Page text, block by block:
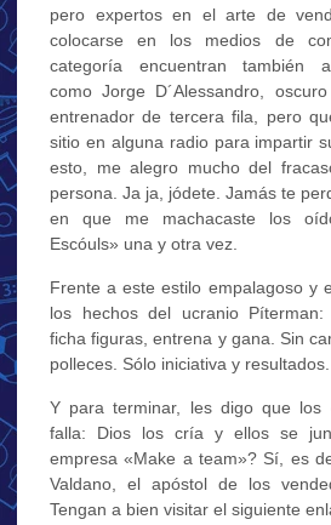
pero expertos en el arte de
colocarse en los medios de
categoría encuentran también
como Jorge D´Alessandro,
entrenador de tercera fila, pero
sitio en alguna radio para impartir
esto, me alegro mucho del
persona. Ja ja, jódete. Jamás te
en que me machacaste los
Escóuls» una y otra vez.
Frente a este estilo empalagoso y
los hechos del ucranio Píterman:
ficha figuras, entrena y gana. Sin
polleces. Sólo iniciativa y resultados.
Y para terminar, les digo que los
falla: Dios los cría y ellos se
empresa «Make a team»? Sí, es
Valdano, el apóstol de los
Tengan a bien visitar el siguiente